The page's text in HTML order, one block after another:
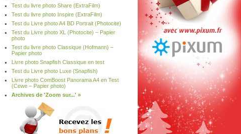
Test du livre photo Share (ExtraFilm)
Test du livre photo Inspire (ExtraFilm)
Test du Livre photo A4 BD Portrait (Photocite)
Test du Livre photo XL (Photocite) – Papier
photo
Test du livre photo Classique (Hofmann) –
Papier photo
Livre photo Snapfish Classique en test
Test du Livre photo Luxe (Snapfish)
Livre photo ComBoost Panorama A4 en Test
(Cewe – Papier photo)
Archives de 'Zoom sur...' »